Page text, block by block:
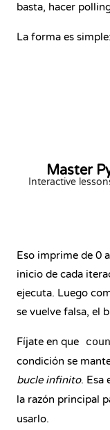
basta, hacer
La forma es simple:
Master
Interactive
Eso imprime de 0
inicio de cada
ejecuta. Luego
se vuelve falsa, el
Fíjate en que
condición se
bucle infinito. Esa
la razón principal
usarlo.